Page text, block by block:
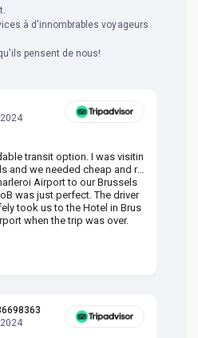
à d'innombrables voyageurs
pensent de nous!
transit option. I was visitin
and we needed cheap and re
Airport to our Brussels
was just perfect. The driver
took us to the Hotel in Brus
when the trip was over.